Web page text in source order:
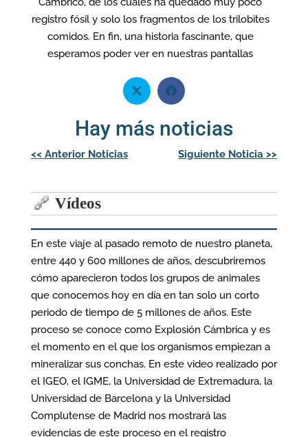
registro fósil y solo los fragmentos de los trilobites
comidos. En fin, una historia fascinante, que
esperamos poder ver en nuestras pantallas
Hay más noticias
Navegación
de
<< Anterior Noticias Siguiente Noticia >>
Vídeos
En este viaje al pasado remoto de nuestro planeta,
entre 440 y 600 millones de años, descubriremos
cómo aparecieron todos los grupos de animales
que conocemos hoy en día en tan solo un corto
periodo de tiempo de 5 millones de años. Este
proceso se conoce como Explosión Cámbrica y es
el momento en el que los organismos empiezan a
mineralizar sus conchas. En este video realizado por
el IGEO, el IGME, la Universidad de Extremadura, la
Universidad de Barcelona y la Universidad
Complutense de Madrid nos mostrará las
evidencias de este proceso en el registro